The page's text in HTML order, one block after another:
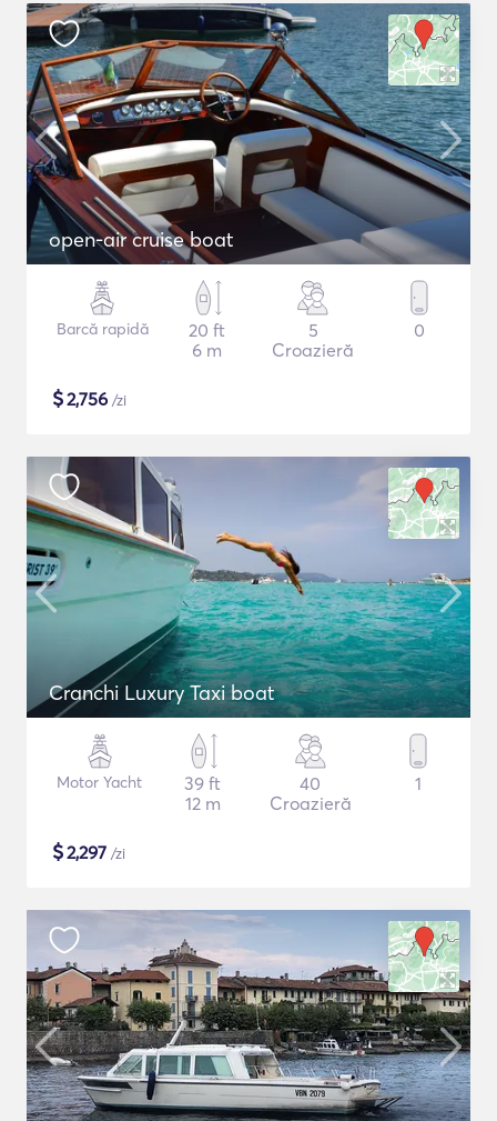
open-air cruise boat
Barcă rapidă
20 ft
6 m
5
Croazieră
0
$2,756 /zi
Cranchi Luxury Taxi boat
Motor Yacht
39 ft
12 m
40
Croazieră
1
$2,297 /zi